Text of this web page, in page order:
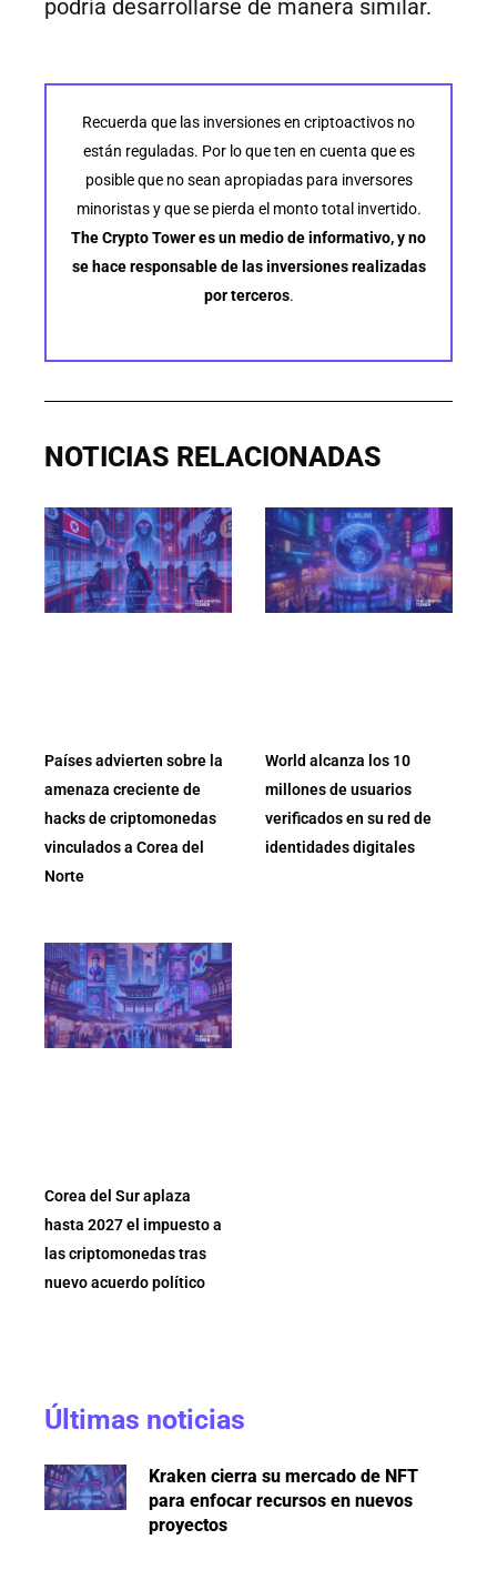
podría desarrollarse de manera similar.
Recuerda que las inversiones en criptoactivos no
están reguladas. Por lo que ten en cuenta que es
posible que no sean apropiadas para inversores
minoristas y que se pierda el monto total invertido.
The Crypto Tower es un medio de informativo, y no
se hace responsable de las inversiones realizadas
por terceros.
NOTICIAS RELACIONADAS
Países advierten sobre la
amenaza creciente de
hacks de criptomonedas
vinculados a Corea del
Norte
World alcanza los 10
millones de usuarios
verificados en su red de
identidades digitales
Corea del Sur aplaza
hasta 2027 el impuesto a
las criptomonedas tras
nuevo acuerdo político
Últimas noticias
Kraken cierra su mercado de NFT
para enfocar recursos en nuevos
proyectos